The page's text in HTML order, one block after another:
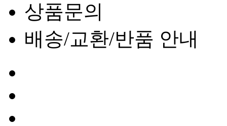
상품문의
배송/교환/반품 안내